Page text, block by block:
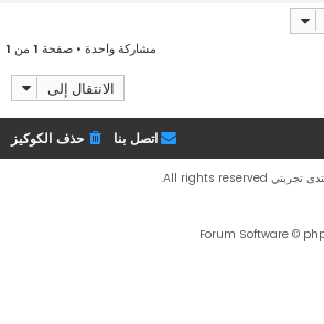
مشاركة واحدة • صفحة 1 من 1
الانتقال إلى
حذف الكوكيز اتصل بنا